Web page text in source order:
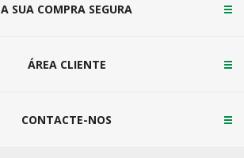
A SUA COMPRA SEGURA
ÁREA CLIENTE
CONTACTE-NOS